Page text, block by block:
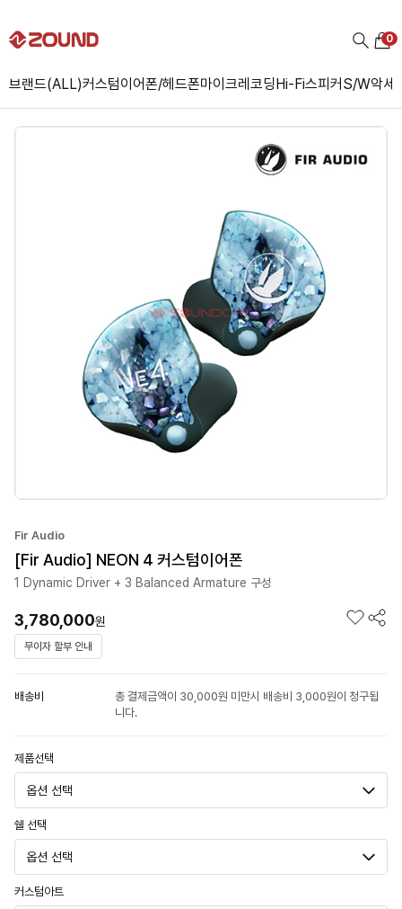
브랜드(ALL)커스텀이어폰/헤드폰마이크레코딩Hi-Fi스피커S/W악세
0
Fir Audio
[Fir Audio] NEON 4 커스텀이어폰
1 Dynamic Driver + 3 Balanced Armature 구성
3,780,000원
무이자 할부 안내
배송비
총 결제금액이 30,000원 미만시 배송비 3,000원이 청구됩
니다.
제품선택
쉘 선택
커스텀아트